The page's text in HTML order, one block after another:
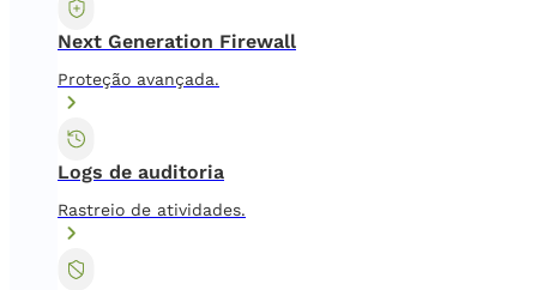
Next Generation Firewall
Proteção avançada.
Logs de auditoria
Rastreio de atividades.